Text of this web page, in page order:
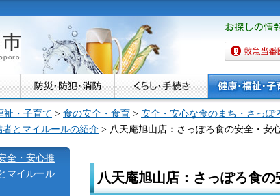
お探しの情
か。
救急当番医
祉・子育て > 食の安全・食育 > 安全・安心な食のまち・さっぽ
とマイルールの紹介 > 八天庵旭山店：さっぽろ食の安全・安
全・安心推
マイルール
八天庵旭山店：さっぽろ食